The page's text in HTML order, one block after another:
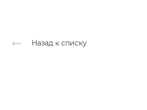
Назад к списку